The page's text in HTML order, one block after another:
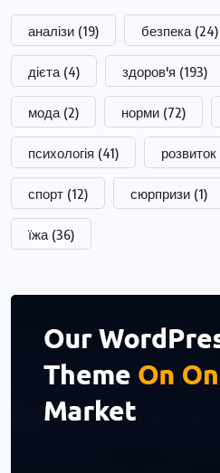
аналізи (19) безпека (24)
дієта (4) здоров'я (193)
мода (2) норми (72)
психологія (41) розвиток
спорт (12) сюрпризи (1)
їжа (36)